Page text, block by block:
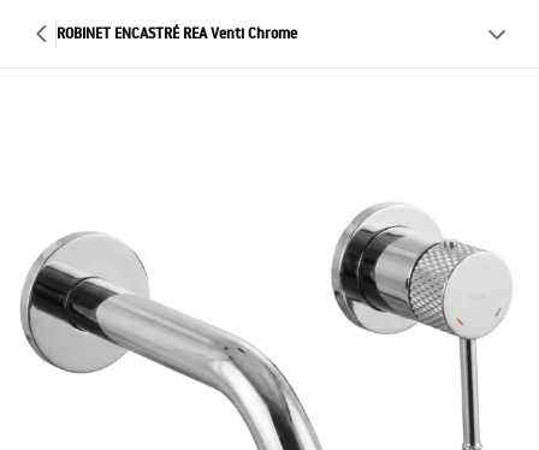
ROBINET ENCASTRÉ REA Venti Chrome